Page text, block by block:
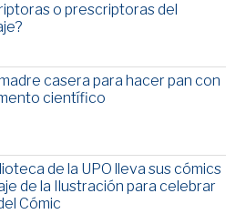
o prescriptoras del
casera para hacer pan con
científico
de la UPO lleva sus cómics
de la Ilustración para celebrar
Cómic